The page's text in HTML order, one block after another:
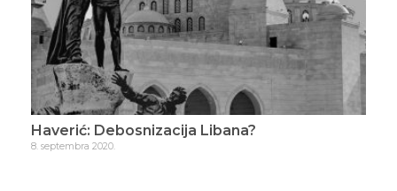
Haverić: Debosnizacija Libana?
8. septembra 2020.